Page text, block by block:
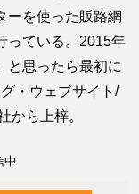
ーを使った販路網
っている。2015年
と思ったら最初に
・ウェブサイト/
から上梓。
中